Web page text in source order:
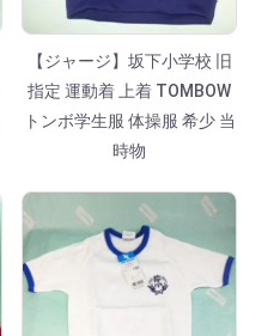
【ジャージ】坂下小学校 旧
指定 運動着 上着 TOMBOW
トンボ学生服 体操服 希少 当
時物